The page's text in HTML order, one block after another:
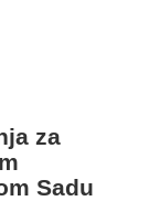
za
Sadu